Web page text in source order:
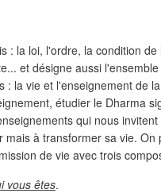
: la loi, l'ordre, la condition
et désigne aussi
: la vie et l'enseignement de
étudier le Dharma
qui nous
à transformer sa vie. On
de vie avec trois
vous êtes.